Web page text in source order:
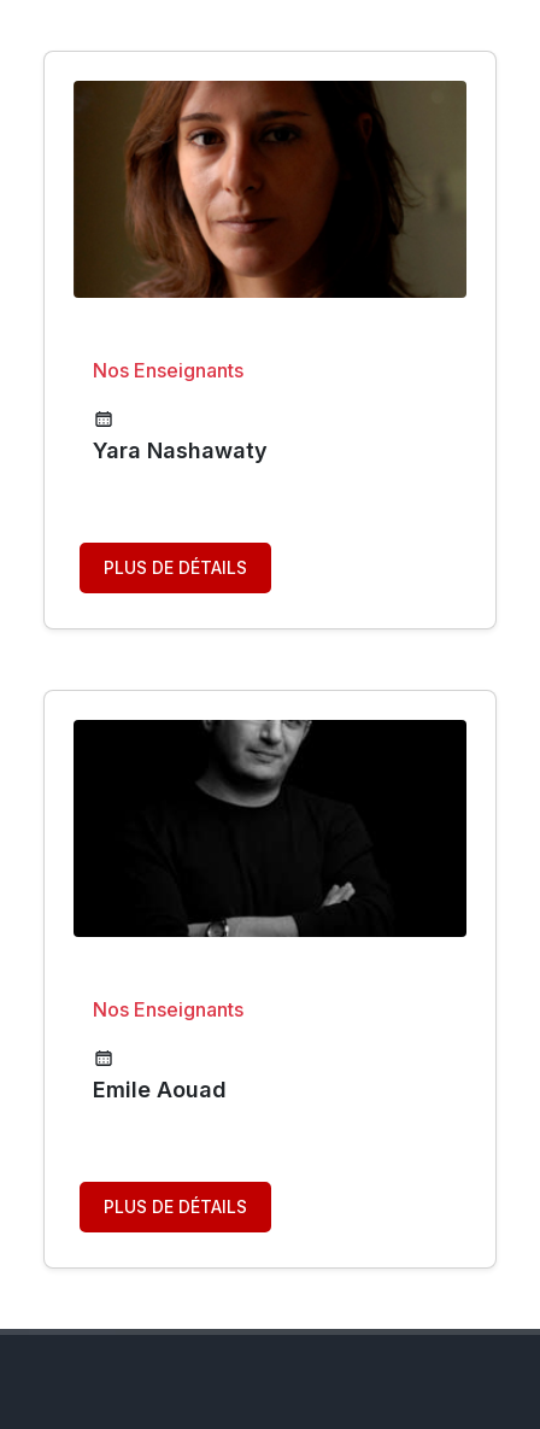
Nos Enseignants
Yara Nashawaty
PLUS DE DÉTAILS
Nos Enseignants
Emile Aouad
PLUS DE DÉTAILS